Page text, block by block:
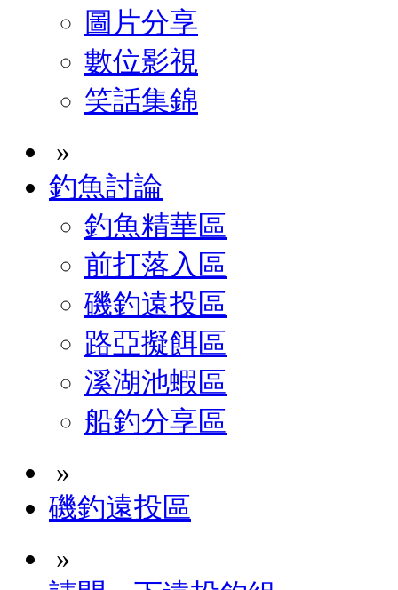
圖片分享
數位影視
笑話集錦
»
釣魚討論
釣魚精華區
前打落入區
磯釣遠投區
路亞擬餌區
溪湖池蝦區
船釣分享區
»
磯釣遠投區
»